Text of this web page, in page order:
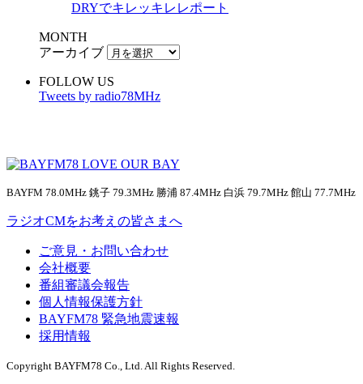
DRYでキレッキレレポート
MONTH
アーカイブ
FOLLOW US
Tweets by radio78MHz
BAYFM 78.0MHz 銚子 79.3MHz 勝浦 87.4MHz 白浜 79.7MHz 館山 77.7MHz
ラジオCMをお考えの皆さまへ
ご意見・お問い合わせ
会社概要
番組審議会報告
個人情報保護方針
BAYFM78 緊急地震速報
採用情報
Copyright BAYFM78 Co., Ltd. All Rights Reserved.